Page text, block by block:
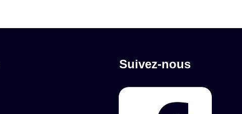
Suivez-nous